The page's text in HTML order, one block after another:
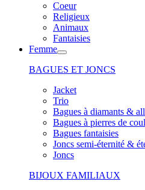
Coeur
Religieux
Animaux
Fantaisies
Femme
BAGUES ET JONCS
Jacket
Trio
Bagues à diamants &
Bagues à pierres de
Bagues fantaisies
Joncs semi-éternité &
Joncs
BIJOUX FAMILIAUX